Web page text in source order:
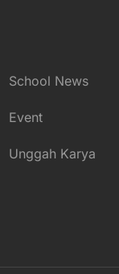
School News
Event
Unggah Karya